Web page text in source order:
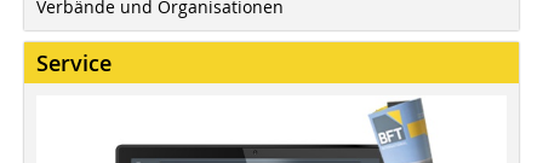
Verbände und Organisationen
Service